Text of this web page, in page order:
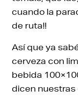
cuando la
de ruta!!
Así que ya
cerveza con
bebida
dicen nuestras